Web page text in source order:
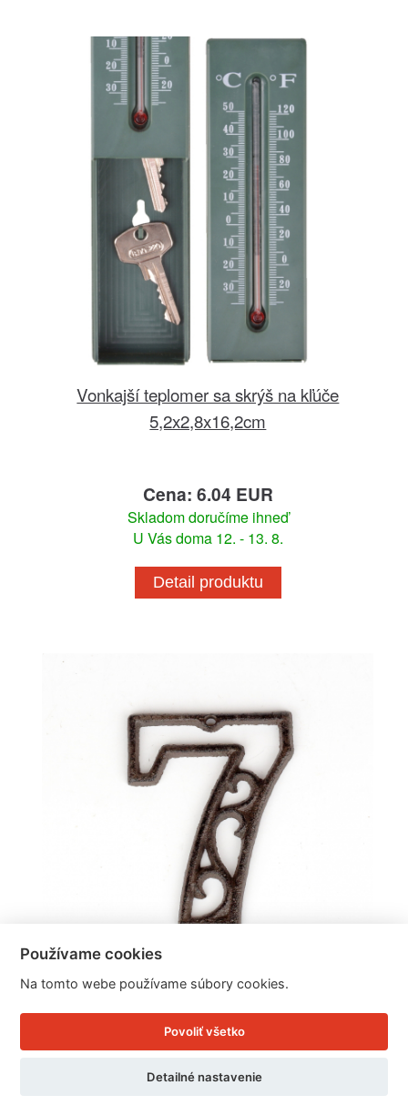
Vonkajší teplomer sa skrýš na kľúče
5,2x2,8x16,2cm
Cena: 6.04 EUR
Skladom doručíme ihneď
U Vás doma 12. - 13. 8.
Detail produktu
Domové číslo 7 liatina 8,8x12cm
Cena: 2.76 EUR
Používame cookies
Na tomto webe používame súbory cookies.
Povoliť všetko
Detailné nastavenie